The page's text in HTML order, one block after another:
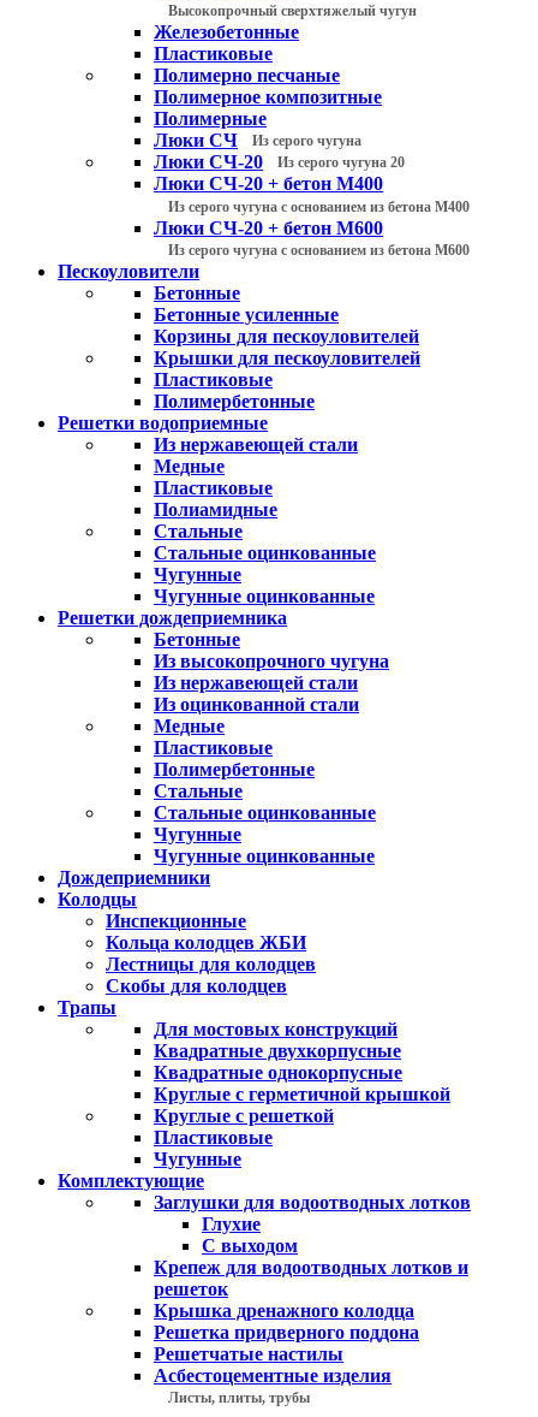
Высокопрочный сверхтяжелый чугун
Железобетонные
Пластиковые
Полимерно песчаные
Полимерное композитные
Полимерные
Люки СЧ
Из серого чугуна
Люки СЧ-20 Из серого чугуна 20
Люки СЧ-20 + бетон М400
Из серого чугуна с основанием из бетона М400
Люки СЧ-20 + бетон М600
Из серого чугуна с основанием из бетона М600
Пескоуловители
Бетонные
Бетонные усиленные
Корзины для пескоуловителей
Крышки для пескоуловителей
Пластиковые
Полимербетонные
Решетки водоприемные
Из нержавеющей стали
Медные
Пластиковые
Полиамидные
Стальные
Стальные оцинкованные
Чугунные
Чугунные оцинкованные
Решетки дождеприемника
Бетонные
Из высокопрочного чугуна
Из нержавеющей стали
Из оцинкованной стали
Медные
Пластиковые
Полимербетонные
Стальные
Стальные оцинкованные
Чугунные
Чугунные оцинкованные
Дождеприемники
Колодцы
Инспекционные
Кольца колодцев ЖБИ
Лестницы для колодцев
Скобы для колодцев
Трапы
Для мостовых конструкций
Квадратные двухкорпусные
Квадратные однокорпусные
Круглые с герметичной крышкой
Круглые с решеткой
Пластиковые
Чугунные
Комплектующие
Заглушки для водоотводных лотков
Глухие
С выходом
Крепеж для водоотводных лотков и
решеток
Крышка дренажного колодца
Решетка придверного поддона
Решетчатые настилы
Асбестоцементные изделия
Листы, плиты, трубы